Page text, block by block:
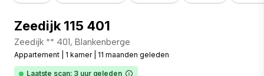
Zeedijk 115 401
Zeedijk ** 401, Blankenberge
Appartement 1 kamer 11 maanden geleden
Laatste scan: 3 uur geleden